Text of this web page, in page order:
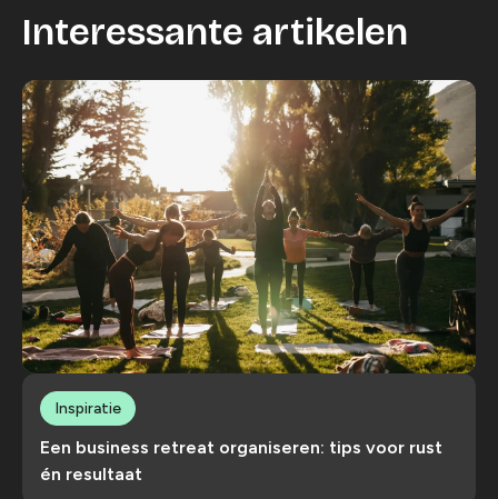
Interessante artikelen
Een business retreat organiseren: tips voor rust
én resultaat
Inspiratie